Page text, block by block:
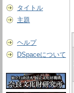
タイトル
主題
ヘルプ
DSpaceについて